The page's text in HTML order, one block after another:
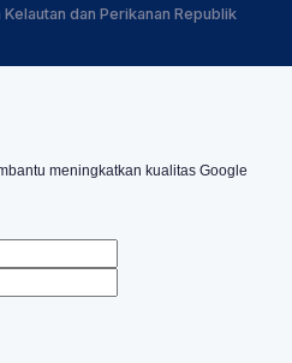
dan Perikanan Republik
meningkatkan kualitas Google